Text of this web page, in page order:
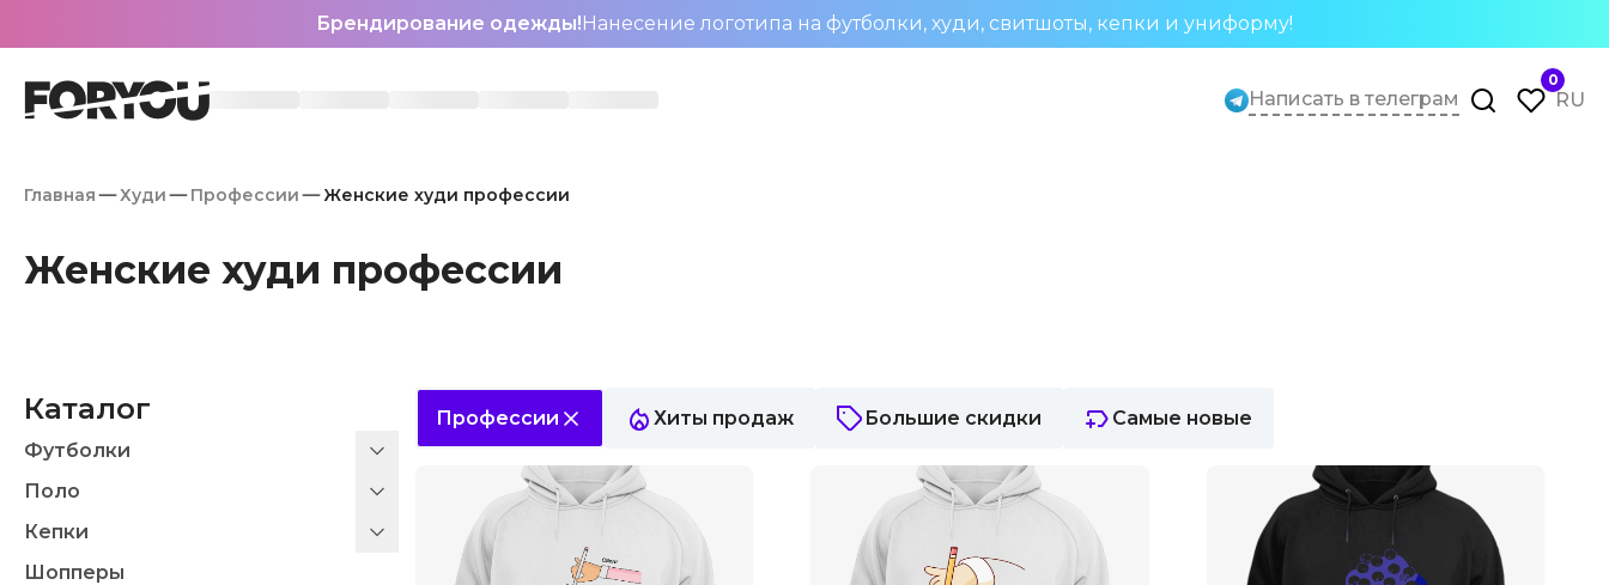
Брендирование одежды!Нанесение логотипа на футболки, худи, свитшоты, кепки и униформу!
Написать в телеграм
0
RU
Главная Худи Профессии Женские худи профессии
Женские худи профессии
Каталог
Футболки
Поло
Кепки
Шопперы
Профессии Хиты продаж Большие скидки Самые новые